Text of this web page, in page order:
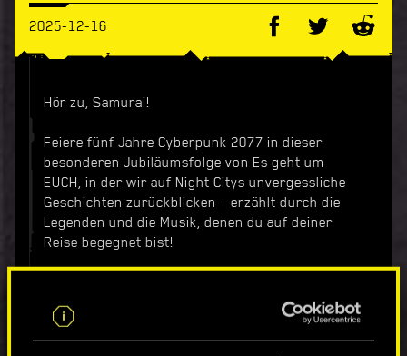
2025-12-16
Hör zu, Samurai!
Feiere fünf Jahre Cyberpunk 2077 in dieser
besonderen Jubiläumsfolge von Es geht um
EUCH, in der wir auf Night Citys unvergessliche
Geschichten zurückblicken – erzählt durch die
Legenden und die Musik, denen du auf deiner
Reise begegnet bist!
Schüsse in der Ferne –, aber wenn es einen Song
gibt, der zu ihrer Seele wurde, dann ist es „Never
Fade Away“.